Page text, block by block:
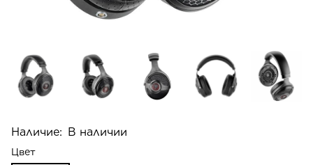
Наличие: В наличии
Цвет